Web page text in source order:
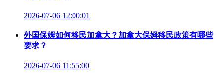
2026-07-06 12:00:01
外国保姆如何移民加拿大？加拿大保姆移民政策有哪些
要求？
2026-07-06 11:55:00